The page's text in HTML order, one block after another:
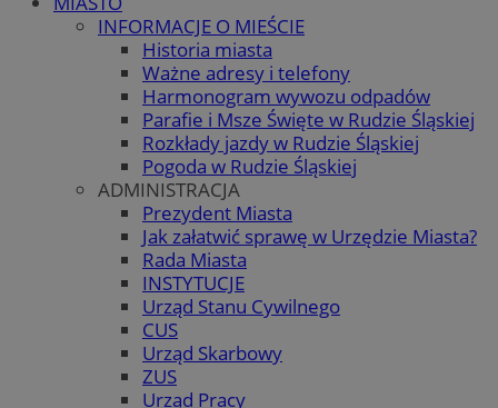
INFORMACJE O MIEŚCIE
Historia miasta
Ważne adresy i telefony
Harmonogram wywozu odpadów
Parafie i Msze Święte w Rudzie Śląskiej
Rozkłady jazdy w Rudzie Śląskiej
Pogoda w Rudzie Śląskiej
ADMINISTRACJA
Prezydent Miasta
Jak załatwić sprawę w Urzędzie Miasta?
Rada Miasta
INSTYTUCJE
Urząd Stanu Cywilnego
CUS
Urząd Skarbowy
ZUS
Urząd Pracy